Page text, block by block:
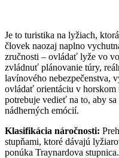
Je to turistika na lyžiach,
človek naozaj naplno
zručnosti – ovládať lyže vo
zvládnuť plánovanie túry,
lavínového nebezpečenstva,
ovládať orientáciu v
potrebuje vedieť na to, aby
nádherných emócií.
Klasifikácia náročnosti:
stupňami, ktoré dávajú
ponúka Traynardova stupnica.